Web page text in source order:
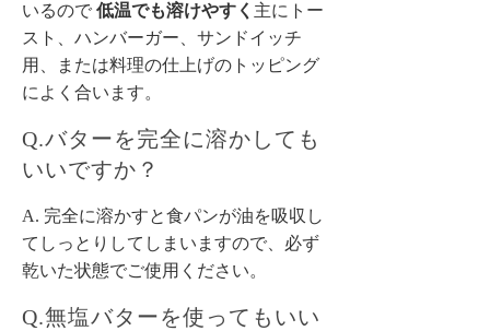
いるので 低温でも溶けやすく 主にトー
スト、ハンバーガー、サンドイッチ
用、または料理の仕上げのトッピング
によく合います。
Q.バターを完全に溶かしても
いいですか？
A. 完全に溶かすと食パンが油を吸収し
てしっとりしてしまいますので、必ず
乾いた状態でご使用ください。
Q.無塩バターを使ってもいい